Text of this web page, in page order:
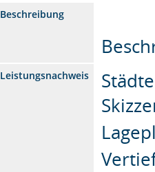
Beschreibung
Leistungsnachweis